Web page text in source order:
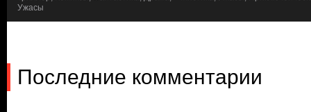
Ужасы
Последние комментарии